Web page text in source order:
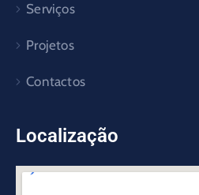
Serviços
Projetos
Contactos
Localização